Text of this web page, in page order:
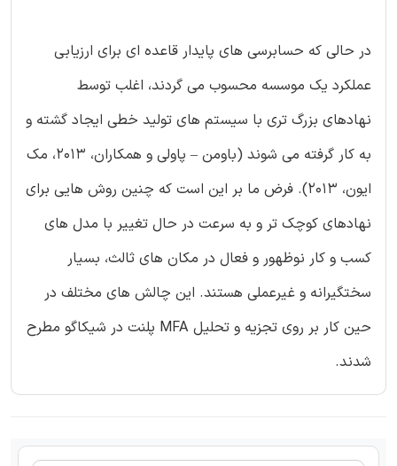
در حالی که حسابرسی های پایدار قاعده ای برای ارزیابی
عملکرد یک موسسه محسوب می گردند، اغلب توسط
نهادهای بزرگ تری با سیستم های تولید خطی ایجاد گشته و
به کار گرفته می شوند (باومن – پاولی و همکاران، 2013، مک
ایون، 2013). فرض ما بر این است که چنین روش هایی برای
نهادهای کوچک تر و به سرعت در حال تغییر با مدل های
کسب و کار نوظهور و فعال در مکان های ثالث، بسیار
سختگیرانه و غیرعملی هستند. این چالش های مختلف در
حین کار بر روی تجزیه و تحلیل MFA پلنت در شیکاگو مطرح
شدند.